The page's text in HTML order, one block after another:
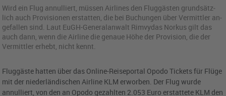
Wird ein Flug an­nul­liert, müs­sen Air­lines den Flug­gäs­ten grund­sätz­
lich auch Pro­vi­sio­nen er­stat­ten, die bei Bu­chun­gen über Ver­mitt­ler an­
ge­fal­len sind. Laut EuGH-Ge­ne­ral­an­walt Rim­vy­das Nor­kus gilt das
auch dann, wenn die Air­line die ge­naue Höhe der Pro­vi­si­on, die der
Ver­mitt­ler er­hebt, nicht kennt.
Fluggäste hatten über das Online-Reiseportal Opodo Tickets für Flüge
mit der niederländischen Airline KLM erworben. Der Flug wurde
annulliert, von den an Opodo gezahlten 2.053 Euro erstattete KLM den